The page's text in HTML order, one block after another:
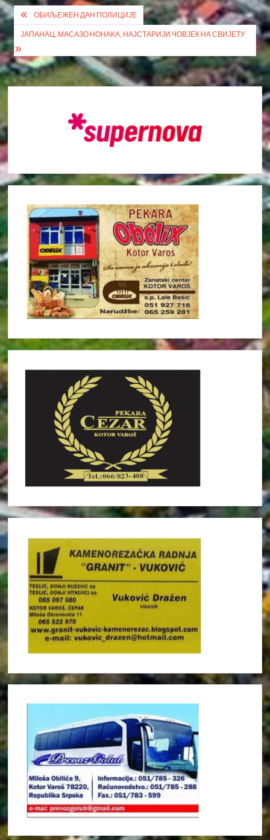
Кретање
чланка
ОБИЉЕЖЕН ДАН ПОЛИЦИЈЕ
ЈАПАНАЦ, МАСАЗО НОНАКА, НАЈСТАРИЈИ ЧОВЈЕК НА СВИЈЕТУ